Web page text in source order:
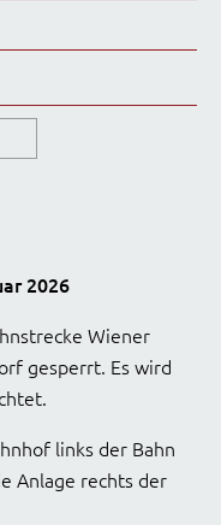
2026
Wiener
gesperrt. Es wird
links der Bahn
Anlage rechts der